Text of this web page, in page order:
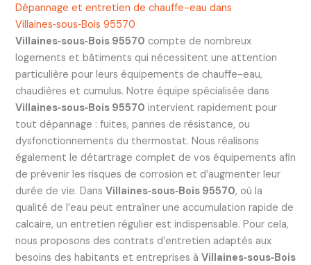
Dépannage et entretien de chauffe-eau dans
Villaines‑sous‑Bois 95570
Villaines‑sous‑Bois 95570 compte de nombreux
logements et bâtiments qui nécessitent une attention
particulière pour leurs équipements de chauffe-eau,
chaudières et cumulus. Notre équipe spécialisée dans
Villaines‑sous‑Bois 95570 intervient rapidement pour
tout dépannage : fuites, pannes de résistance, ou
dysfonctionnements du thermostat. Nous réalisons
également le détartrage complet de vos équipements afin
de prévenir les risques de corrosion et d’augmenter leur
durée de vie. Dans Villaines‑sous‑Bois 95570, où la
qualité de l’eau peut entraîner une accumulation rapide de
calcaire, un entretien régulier est indispensable. Pour cela,
nous proposons des contrats d’entretien adaptés aux
besoins des habitants et entreprises à Villaines‑sous‑Bois